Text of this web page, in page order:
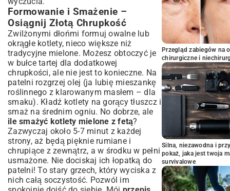
Formowanie i Smażenie –
Osiągnij Złotą Chrupkość
Zwilżonymi dłońmi formuj owalne lub
okrągłe kotlety, nieco większe niż
tradycyjne mielone. Możesz obtoczyć je
w bułce tartej dla dodatkowej
chrupkości, ale nie jest to konieczne. Na
patelni rozgrzej olej (ja lubię mieszankę
roślinnego z klarowanym masłem – dla
smaku). Kładź kotlety na gorący tłuszcz i
smaż na średnim ogniu. No dobrze, ale
ile smażyć kotlety mielone z fetą?
Zazwyczaj około 5-7 minut z każdej
strony, aż będą pięknie rumiane i
chrupiące z zewnątrz, a w środku w pełni
usmażone. Nie dociskaj ich łopatką do
patelni! To stary grzech, który wyciska z
nich całą soczystość. Pozwól im
Przegląd zabiegów na
chirurgiczne i
Silna, niezawodna i
pokaż, jaka jest twoja
survivalowe